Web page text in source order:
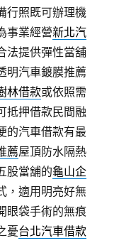
行照既可辦理機
事業經營新北汽
法提供彈性當舖
明汽車鍍膜推薦
林借款或依照需
抵押借款民間融
的汽車借款有最
薦屋頂防水隔熱
股當舖的龜山企
，適用明亮好無
眼袋手術的無痕
憂台北汽車借款